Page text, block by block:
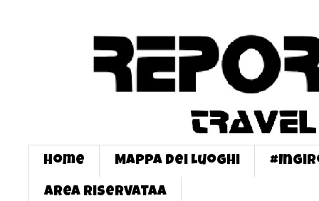
Home Mappa dei Luoghi
Area Riservataa